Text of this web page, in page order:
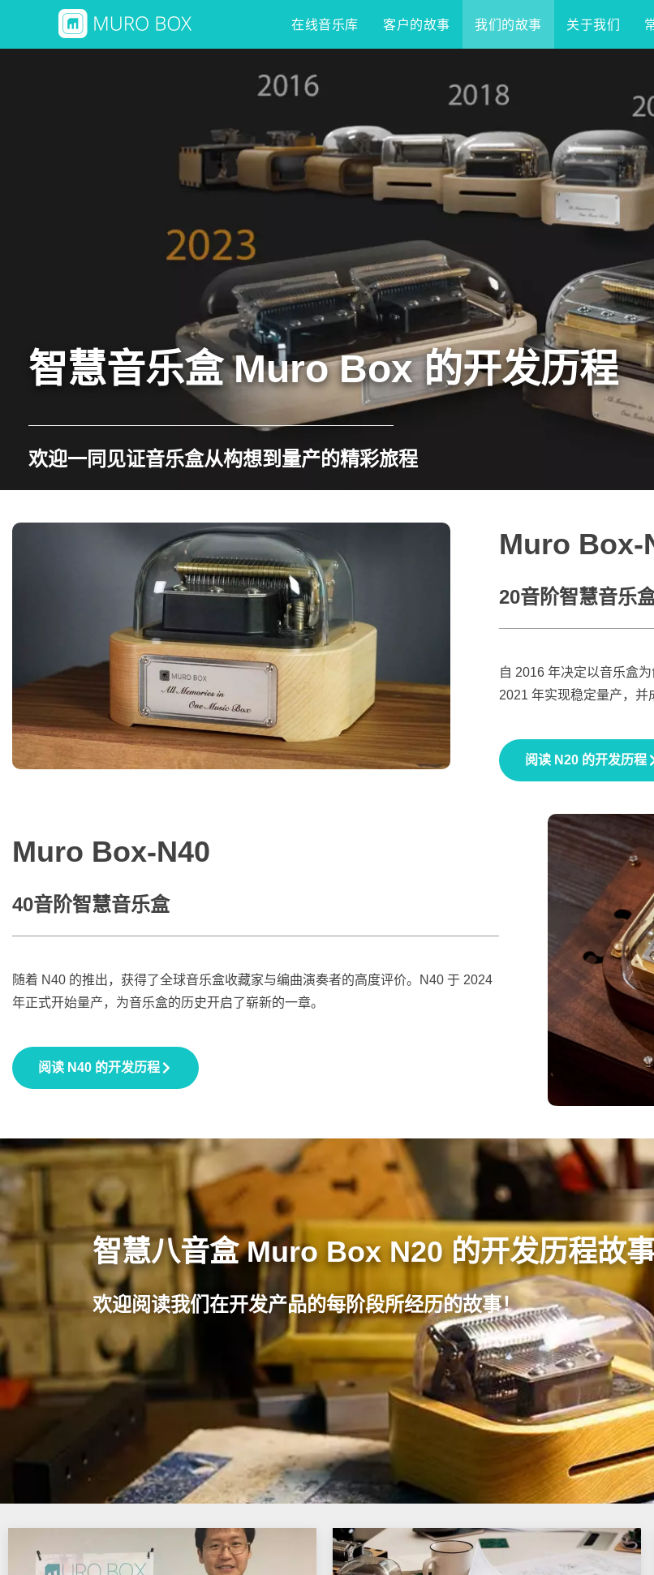
在线音乐库 客户的故事 我们的故事 关于我们
智慧音乐盒 Muro Box 的开发历程
欢迎一同见证音乐盒从构想到量产的精彩旅程
Muro Box-
20音阶智慧音乐
自 2016 年决定以音乐盒
2021 年实现稳定量产，并
阅读 N20 的开发历程
Muro Box-N40
40音阶智慧音乐盒
随着 N40 的推出，获得了全球音乐盒收藏家与编曲演奏者的高度评价。N40 于 2024
年正式开始量产，为音乐盒的历史开启了崭新的一章。
阅读 N40 的开发历程
智慧八音盒 Muro Box N20 的开发历程故
欢迎阅读我们在开发产品的每阶段所经历的故事！